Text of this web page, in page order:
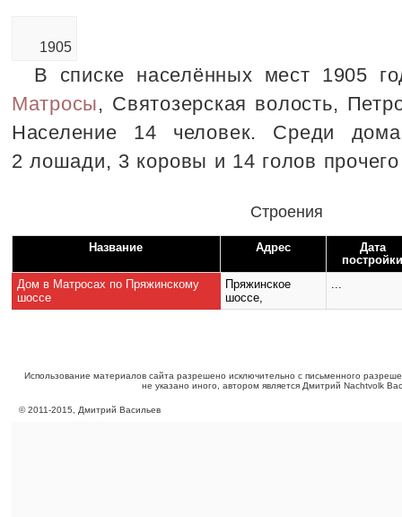
1905
В списке населённых мест 1905
Матросы, Святозерская волость,
Население 14 человек. Среди
2 лошади, 3 коровы и 14 голов прочего
Строения
Название Адрес
Дата
Дом в Матросах по Пряжинскому
шоссе
Пряжинское
шоссе,
Использование материалов сайта разрешено исключительно с письменного
не указано иного, автором является Дмитрий Nachtvolk
©2011-2015 , Дмитрий Васильев